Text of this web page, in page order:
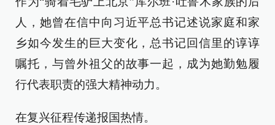
人，她曾在信中向习近平总书记述说家庭和家
乡如今发生的巨大变化，总书记回信里的谆谆
嘱托，与曾外祖父的故事一起，成为她勤勉履
行代表职责的强大精神动力。
在复兴征程传递报国热情。